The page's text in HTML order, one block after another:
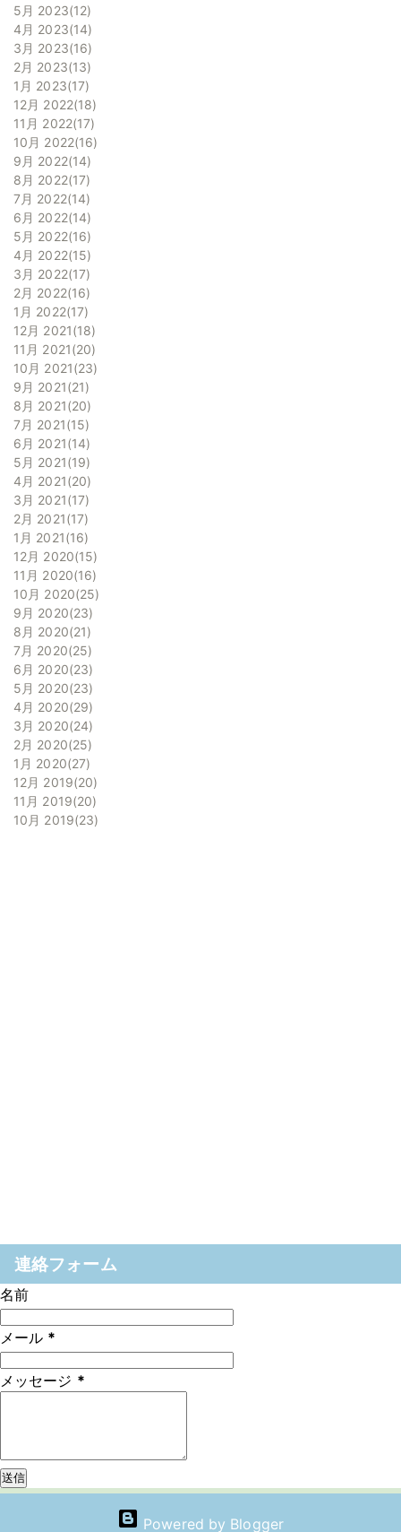
5月 2023 12
4月 2023 14
3月 2023 16
2月 2023 13
1月 2023 17
12月 2022 18
11月 2022 17
10月 2022 16
9月 2022 14
8月 2022 17
7月 2022 14
6月 2022 14
5月 2022 16
4月 2022 15
3月 2022 17
2月 2022 16
1月 2022 17
12月 2021 18
11月 2021 20
10月 2021 23
9月 2021 21
8月 2021 20
7月 2021 15
6月 2021 14
5月 2021 19
4月 2021 20
3月 2021 17
2月 2021 17
1月 2021 16
12月 2020 15
11月 2020 16
10月 2020 25
9月 2020 23
8月 2020 21
7月 2020 25
6月 2020 23
5月 2020 23
4月 2020 29
3月 2020 24
2月 2020 25
1月 2020 27
12月 2019 20
11月 2019 20
10月 2019 23
連絡フォーム
名前
メール *
メッセージ *
Powered by Blogger